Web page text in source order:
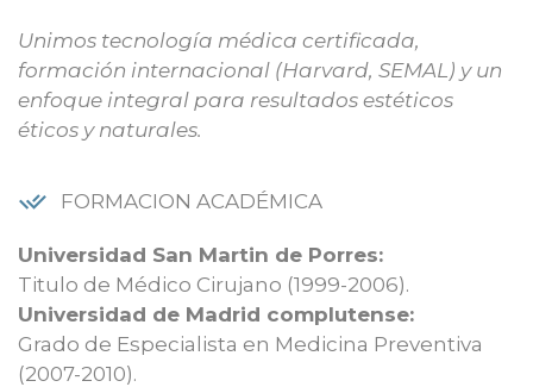
Unimos tecnología médica certificada,
formación internacional (Harvard, SEMAL) y un
enfoque integral para resultados estéticos
éticos y naturales.
FORMACION ACADÉMICA
Universidad San Martin de Porres:
Titulo de Médico Cirujano (1999-2006).
Universidad de Madrid complutense:
Grado de Especialista en Medicina Preventiva
(2007-2010).